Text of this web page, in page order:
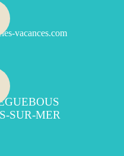
vacances.com
SUR-MER